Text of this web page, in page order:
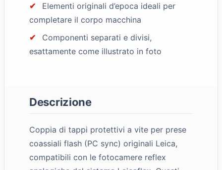
✔
Elementi originali d’epoca ideali per
completare il corpo macchina
✔
Componenti separati e divisi,
esattamente come illustrato in foto
Descrizione
Coppia di tappi protettivi a vite per prese
coassiali flash (PC sync) originali Leica,
compatibili con le fotocamere reflex